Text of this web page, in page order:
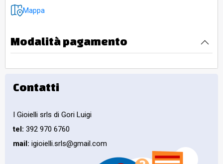
Mappa
Modalità pagamento
Contatti
I Gioielli srls di Gori Luigi
tel: 392 970 6760
mail: igioielli.srls@gmail.com